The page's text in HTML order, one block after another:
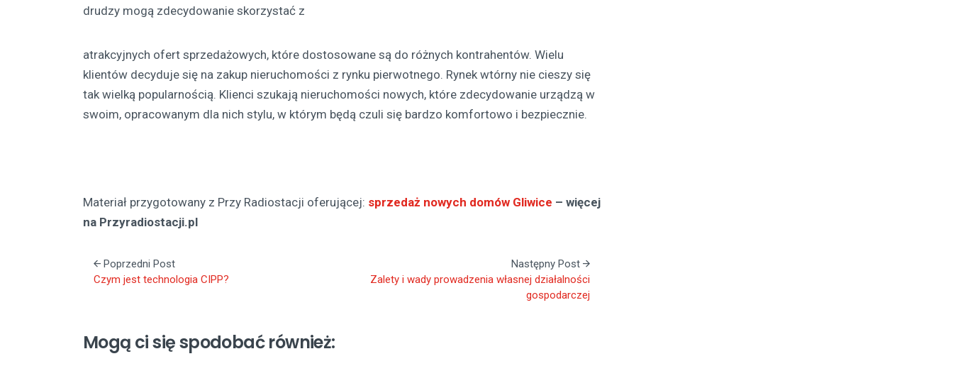
drudzy mogą zdecydowanie skorzystać z
atrakcyjnych ofert sprzedażowych, które dostosowane są do różnych kontrahentów. Wielu
klientów decyduje się na zakup nieruchomości z rynku pierwotnego. Rynek wtórny nie cieszy się
tak wielką popularnością. Klienci szukają nieruchomości nowych, które zdecydowanie urządzą w
swoim, opracowanym dla nich stylu, w którym będą czuli się bardzo komfortowo i bezpiecznie.
Materiał przygotowany z Przy Radiostacji oferującej: sprzedaż nowych domów Gliwice – więcej
na Przyradiostacji.pl
Poprzedni Post
Czym jest technologia CIPP?
Następny Post
Zalety i wady prowadzenia własnej działalności
gospodarczej
Mogą ci się spodobać również: